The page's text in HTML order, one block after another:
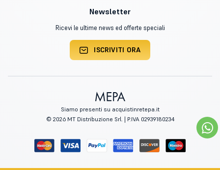
Newsletter
Ricevi le ultime news ed offerte speciali
ISCRIVITI ORA
© 2026 MT Distribuzione Srl. | P.IVA 02939180234
Siamo presenti su acquistinretepa.it